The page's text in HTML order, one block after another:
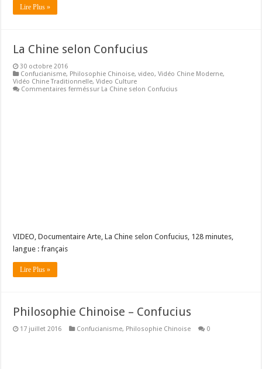
Lire Plus »
La Chine selon Confucius
30 octobre 2016
Confucianisme, Philosophie Chinoise,video,Vidéo Chine Moderne,
Vidéo Chine Traditionnelle,Video Culture
Commentaires ferméssur La Chine selon Confucius
VIDEO, Documentaire Arte, La Chine selon Confucius, 128 minutes,
langue : français
Lire Plus »
Philosophie Chinoise – Confucius
17 juillet 2016 Confucianisme, Philosophie Chinoise 0